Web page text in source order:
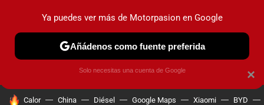
PRUEBAS COCHES ELÉCTRICOS OBSERVATORIO
HOY SE HABLA DE
Calor China Diésel Google Maps Xiaomi BYD
×
Ya puedes ver más de Motorpasion en Google
Añádenos como fuente preferida
Solo necesitas una cuenta de Google